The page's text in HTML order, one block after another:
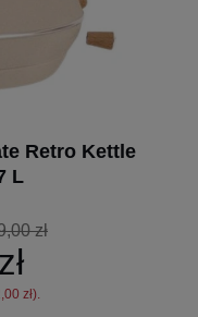
Retro Kettle
L
zł
zł).